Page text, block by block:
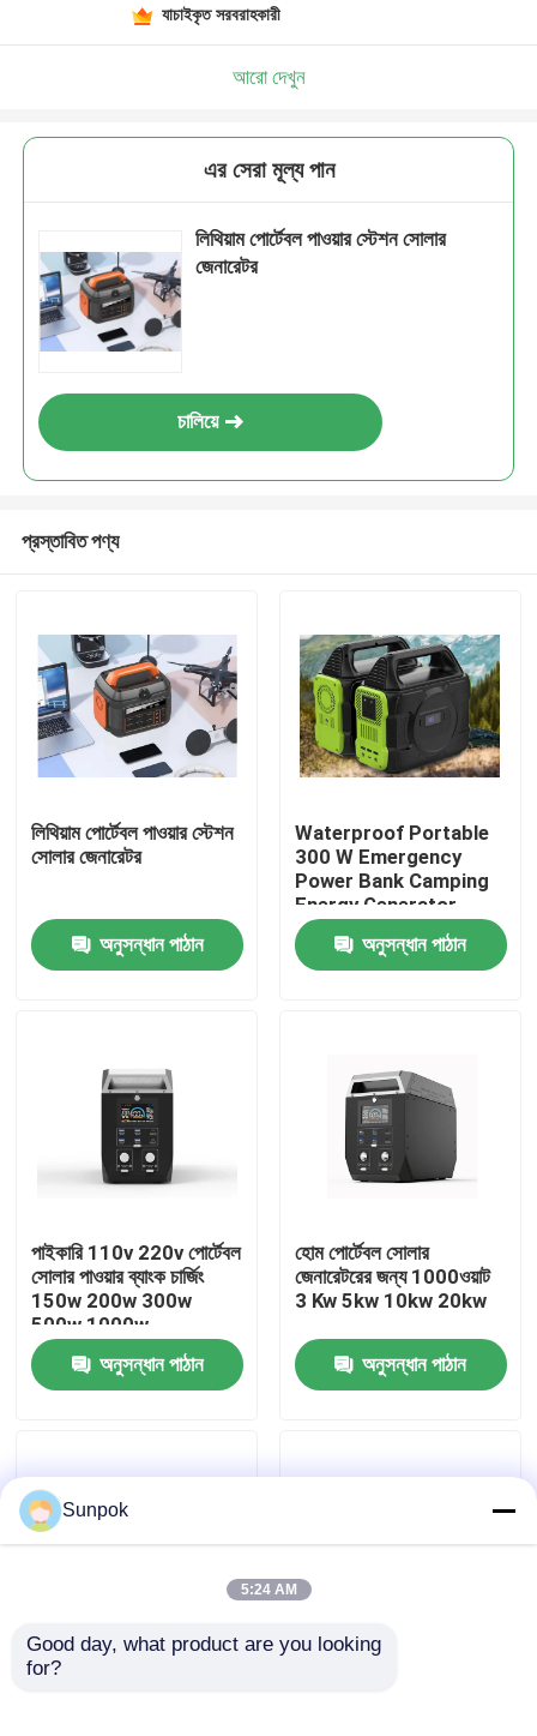
একটি বার্তা রেখে যান
আমাদের সম্বন্ধে
কারখানা ভ্রমণ
যোগাযোগ করুন
মামলা
যাচাইকৃত সরবরাহকারী
আরো দেখুন
এর সেরা মূল্য পান
লিথিয়াম পোর্টেবল পাওয়ার স্টেশন সোলার
জেনারেটর
চালিয়ে
প্রস্তাবিত পণ্য
লিথিয়াম পোর্টেবল পাওয়ার স্টেশন
সোলার জেনারেটর
অনুসন্ধান পাঠান
Waterproof Portable
300 W Emergency
Power Bank Camping
Energy Generator
Rechargeable
অনুসন্ধান পাঠান
পাইকারি 110v 220v পোর্টেবল
সোলার পাওয়ার ব্যাংক চার্জিং
150w 200w 300w
500w 1000w
অনুসন্ধান পাঠান
হোম পোর্টেবল সোলার
জেনারেটরের জন্য 1000ওয়াট
3 Kw 5kw 10kw 20kw
অনুসন্ধান পাঠান
আউটডোর ক্যাম্পিং 1200W
Sunpok
5:24 AM
Good day, what product are you looking
for?